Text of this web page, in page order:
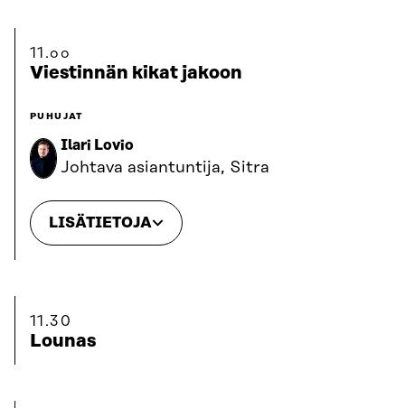
11.oo
Viestinnän kikat jakoon
PUHUJAT
Ilari Lovio
Johtava asiantuntija, Sitra
LISÄTIETOJA
11.30
Lounas